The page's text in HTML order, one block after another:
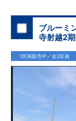
れがラクラク！ ◆
しも余裕をもって
TOEI Safety
表示W取得【建設
◆BELS評価取得◆
クで詳細ページ開
＊
・忍小学校 ・忍
＊オプションカタ
当社取扱の【オプ
す。（東日本版を
お気軽にお問い
ットでもお問合せ
物件一覧はこちら
ブルーミ
寺射越2
1区画販売中／全2区画